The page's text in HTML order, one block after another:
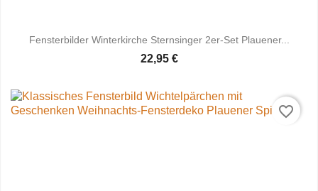
Fensterbilder Winterkirche Sternsinger 2er-Set Plauener...
22,95 €
favorite_border